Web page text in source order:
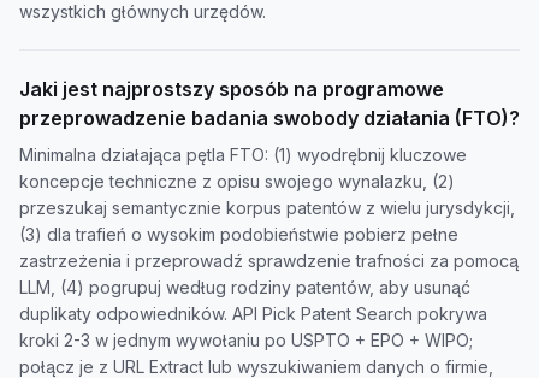
wszystkich głównych urzędów.
Jaki jest najprostszy sposób na programowe
przeprowadzenie badania swobody działania (FTO)?
Minimalna działająca pętla FTO: (1) wyodrębnij kluczowe
koncepcje techniczne z opisu swojego wynalazku, (2)
przeszukaj semantycznie korpus patentów z wielu jurysdykcji,
(3) dla trafień o wysokim podobieństwie pobierz pełne
zastrzeżenia i przeprowadź sprawdzenie trafności za pomocą
LLM, (4) pogrupuj według rodziny patentów, aby usunąć
duplikaty odpowiedników. API Pick Patent Search pokrywa
kroki 2-3 w jednym wywołaniu po USPTO + EPO + WIPO;
połącz je z URL Extract lub wyszukiwaniem danych o firmie,